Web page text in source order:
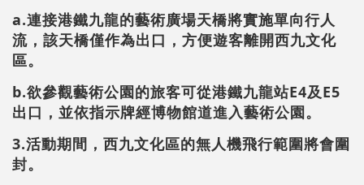
a.連接港鐵九龍的藝術廣場天橋將實施單向行人
流，該天橋僅作為出口，方便遊客離開西九文化
區。
b.欲參觀藝術公園的旅客可從港鐵九龍站E4及E5
出口，並依指示牌經博物館道進入藝術公園。
3.活動期間，西九文化區的無人機飛行範圍將會圍
封。